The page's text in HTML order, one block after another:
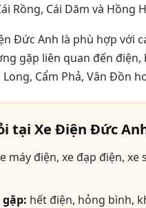
Rồng, Cái Dăm và Hồng
Đức Anh là phù hợp với
gặp liên quan đến
Cẩm Phả, Vân Đồn
tại Xe Điện Đức
máy điện, xe đạp điện, xe
hết điện, hỏng bình,